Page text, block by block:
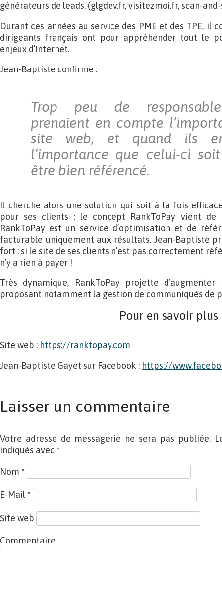
générateurs de leads. (glgdev.fr, visitezmoi.fr, scan-
Durant ces années au service des PME et des TPE, il
dirigeants français ont pour appréhender tout le
enjeux d’Internet.
Jean-Baptiste confirme :
Trop peu de
prenaient en compte
site web, et quand ils
l’importance que celui-ci
être bien référencé.
Il cherche alors une solution qui soit à la fois
pour ses clients : le concept RankToPay vient
RankToPay est un service d’optimisation et de
facturable uniquement aux résultats. Jean-Baptiste
fort : si le site de ses clients n’est pas correctement
n’y a rien à payer !
Très dynamique, RankToPay projette
proposant notamment la gestion de communiqués de
Pour en savoir plus
Site web : https://ranktopay.com
Jean-Baptiste Gayet sur Facebook : https://
Laisser un commentaire
Votre adresse de messagerie ne sera pas publiée.
indiqués avec *
Nom *
E-Mail *
Site web
Commentaire